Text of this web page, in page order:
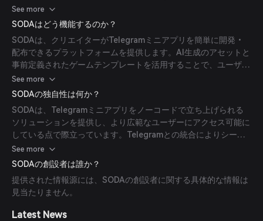
エイターはコーディング、アート、ゲームデザインのスキルなし
でTelegramミニアプリを立ち上げることができます。
See more
SODAはどう機能するのか？
SODAは、クリエイターがTelegramミニアプリを簡単に開発・
配布できるプラットフォームを提供します。AI生成のアセットと
事前定義されたゲームテンプレートを活用することで、ユーザー
は技術的な専門知識なしに魅力的なアプリケーションを作成で
き、消費者向け暗号通貨の普及と配布を促進します。
See more
SODAの独自性は何か？
SODAは、Telegramミニアプリをノーコードで立ち上げられる
ソリューションを提供し、より広範なユーザーにアクセス可能に
している点で際立っています。Telegramとの統合によりシーム
レスな配布とエンゲージメントが可能であり、AI生成のアセット
とゲームプリセットを使用することで開発プロセスを簡素化して
See more
SODAの創設者は誰か？
提供された情報源には、SODAの創設者に関する具体的な情報は
見当たりません。
Latest News